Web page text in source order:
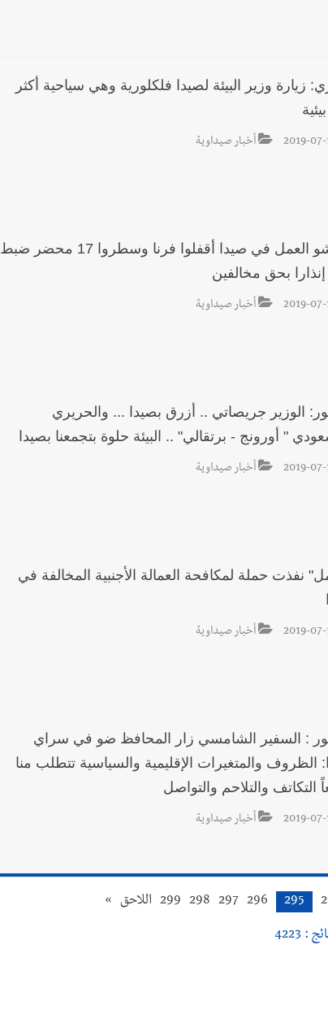
زيارة وزير البيئة لصيدا فلكلورية وهي سياحية أكثر
2019- أخبار صيداوية
مفتشو العمل في صيدا أقفلوا فرنا وسطروا 17 محضر ضبط
2019- أخبار صيداوية
الوزير جريصاتي .. أزرق بصيدا ... والحريري
" أورونج - برتقالي" .. البيئة حلوة بتجمعنا بصيدا
2019- أخبار صيداوية
نفذت حملة لمكافحة العمالة الأجنبية المخالفة في
2019- أخبار صيداوية
: السفير الشامسي زار المحافظ ضو في سراي
الظروف والمتغيرات الإقليمية والسياسية تتطلب منا
التكاتف والتلاحم والتواصل
2019- أخبار صيداوية
295
296
297
298
299 اللاحق »
: 4223